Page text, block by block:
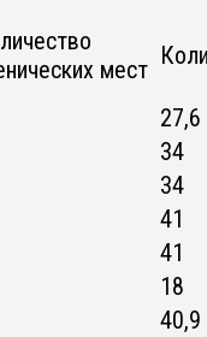
мест
27,6
34
34
41
41
18
40,9